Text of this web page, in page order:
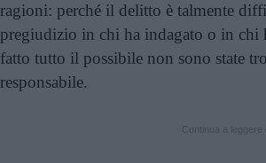
ragioni: perché il delitto è talmente
pregiudizio in chi ha indagato o in chi
fatto tutto il possibile non sono state
responsabile.